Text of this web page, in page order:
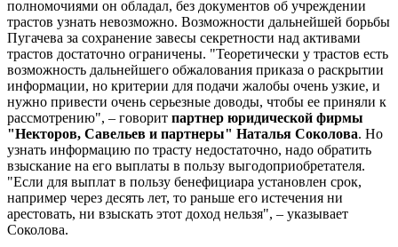
полномочиями он обладал, без документов об учреждении
трастов узнать невозможно. Возможности дальнейшей борьбы
Пугачева за сохранение завесы секретности над активами
трастов достаточно ограничены. "Теоретически у трастов есть
возможность дальнейшего обжалования приказа о раскрытии
информации, но критерии для подачи жалобы очень узкие, и
нужно привести очень серьезные доводы, чтобы ее приняли к
рассмотрению", – говорит партнер юридической фирмы
"Некторов, Савельев и партнеры" Наталья Соколова. Но
узнать информацию по трасту недостаточно, надо обратить
взыскание на его выплаты в пользу выгодоприобретателя.
"Если для выплат в пользу бенефициара установлен срок,
например через десять лет, то раньше его истечения ни
арестовать, ни взыскать этот доход нельзя", – указывает
Соколова.